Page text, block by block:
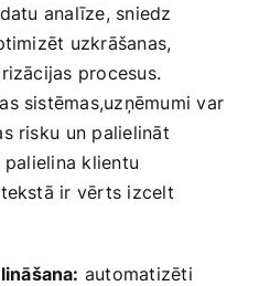
analīze, sniedz
uzkrāšanas,
procesus.
sistēmas,uzņēmumi var
risku⁤ un palielināt
klientu⁤
ir vērts izcelt
automatizēti